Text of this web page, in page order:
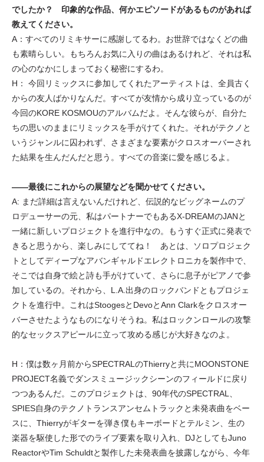
でしたか？ 印象的な作品、何かエピソードがあるものがあれば
教えてください。
A：すべてのリミキサーに感謝してるわ。お世辞ではなくどの曲
も素晴らしい。もちろんお気に入りの曲はあるけれど、それは私
の心のなかにしまっておく秘密にするわ。
H： 今回リミックスに参加してくれたアーティストは、全員古く
からの友人ばかりなんだ。すべてが友情から成り立っているのが
今回のKORE KOSMOUのアルバムだよ。そんな彼らが、自分た
ちの思いのままにリミックスを手がけてくれた。それがテクノと
いうジャンルに囚われず、さまざまな要素がクロスオーバーされ
た結果を生んだんだと思う。すべての音楽に愛を感じるよ。
――最後にこれからの展望などを聞かせてください。
A: まだ詳細は言えないんだけれど、伝説的なビッグネームのプ
ロデューサーの元、私はパートナーでもあるX-DREAMのJANと
一緒に新しいプロジェクトを進行中なの。もうすぐ正式に発表で
きると思うから、楽しみにしててね！ あとは、ソロプロジェク
トとしてディープなアバンギャルドエレクトロニカを製作中で、
そこでは自身で絵と詩も手がけていて、さらに息子がピアノで参
加しているの。それから、L.A.出身のロックバンドともプロジェ
クトを進行中。これはStoogesとDevoとAnn Clarkをクロスオー
バーさせたようなものになりそうね。私はロックンロールの攻撃
的なセックスアピールに立って攻める感じが大好きなのよ。
H：僕は数ヶ月前からSPECTRALのThierryと共にMOONSTONE
PROJECT名義でダンスミュージックシーンのフィールドに戻り
つつあるんだ。このプロジェクトは、90年代のSPECTRAL、
SPIES自身のテクノトランスアンセムトラックと未発表曲をベー
スに、Thierryがギターを弾き僕もキーボードとテルミン、生の
楽器を駆使した形でのライブ要素を取り入れ、DJとしてもJuno
ReactorやTim Schuldtと製作した未発表曲を披露しながら、今年